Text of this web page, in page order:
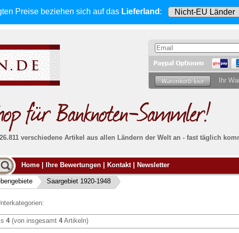
Preise beziehen sich auf das Lieferland :
Ihr
verschiedene Artikel aus allen Ländern der Welt an - fast täglich
Alle Lieferungen, auch ins Ausland, werden
von uns voll versichert. Sie habenkein Risiko
falls die Sendung verloren geht oder beschädigt
wird.
Absolute Zuverlässigkeit:
Banknoten
Siehier.
Home Ihre Bewertungen Kontakt Newsletter
Saargebiet 1920-1948
4(von insgesamt 4Artikeln)